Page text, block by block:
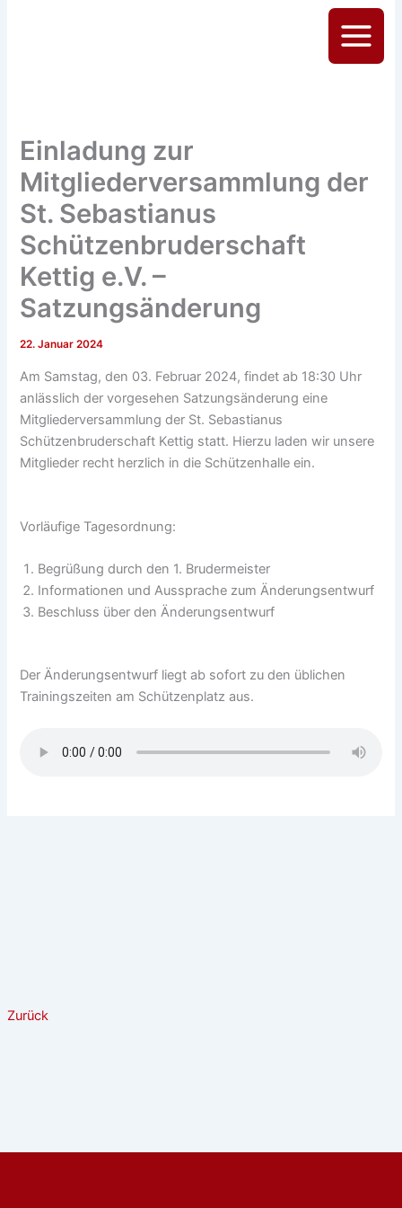
Main
Zurück
Einladung zur
Mitgliederversammlung der
St. Sebastianus
Schützenbruderschaft
Kettig e.V. –
Satzungsänderung
22. Januar 2024
Am Samstag, den 03. Februar 2024, findet ab 18:30 Uhr
anlässlich der vorgesehen Satzungsänderung eine
Mitgliederversammlung der St. Sebastianus
Schützenbruderschaft Kettig statt. Hierzu laden wir unsere
Mitglieder recht herzlich in die Schützenhalle ein.
Vorläufige Tagesordnung:
Begrüßung durch den 1. Brudermeister
Informationen und Aussprache zum Änderungsentwurf
Beschluss über den Änderungsentwurf
Der Änderungsentwurf liegt ab sofort zu den üblichen
Trainingszeiten am Schützenplatz aus.